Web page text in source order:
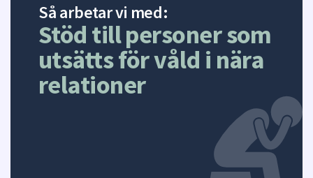
Så arbetar vi med:
Stöd till personer som
utsätts för våld i nära
relationer